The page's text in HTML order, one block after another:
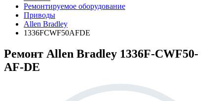
Ремонтируемое оборудование
Приводы
Allen Bradley
1336FCWF50AFDE
Ремонт Allen Bradley 1336F-CWF50-
AF-DE